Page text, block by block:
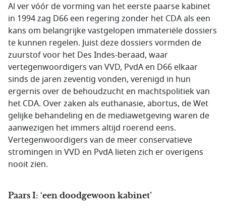
Al ver vóór de vorming van het eerste paarse kabinet
in 1994 zag D66 een regering zonder het CDA als een
kans om belangrijke vastgelopen immateriële dossiers
te kunnen regelen. Juist deze dossiers vormden de
zuurstof voor het Des Indes-beraad, waar
vertegenwoordigers van VVD, PvdA en D66 elkaar
sinds de jaren zeventig vonden, verenigd in hun
ergernis over de behoudzucht en machtspolitiek van
het CDA. Over zaken als euthanasie, abortus, de Wet
gelijke behandeling en de mediawetgeving waren de
aanwezigen het immers altijd roerend eens.
Vertegenwoordigers van de meer conservatieve
stromingen in VVD en PvdA lieten zich er overigens
nooit zien.
Paars I: ‘een doodgewoon kabinet’